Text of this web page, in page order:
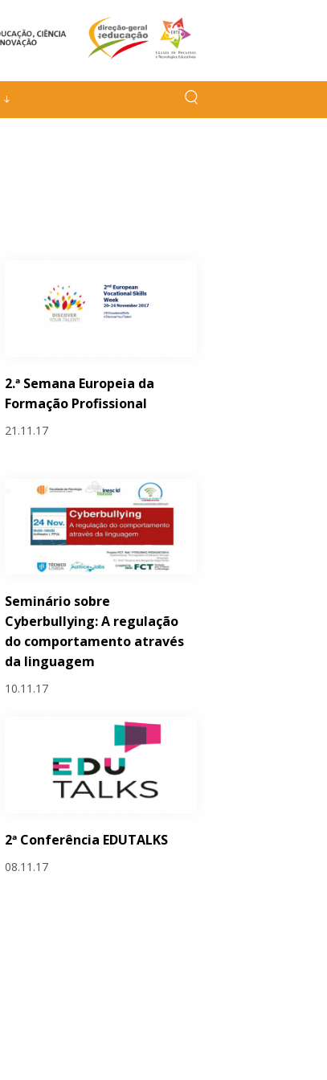
2.ª Semana Europeia da
Formação Profissional
21.11.17
Seminário sobre
Cyberbullying: A regulação
do comportamento através
da linguagem
10.11.17
2ª Conferência EDUTALKS
08.11.17